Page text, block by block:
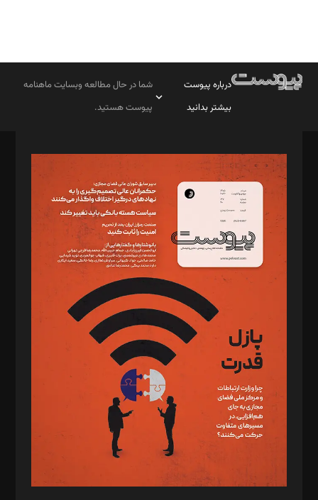
درباره پیوست
بیشتر بدانید
شما در حال مطالعه وبسایت ماهنامه
پیوست هستید.
مدیر مسئول: محمدباقر اثنی‌عشری
سردبیر: مهرک محمودی
دبیر تحریریه: میثم قاسمی
د‌بیر ناداستان: سمانه سمیع
د‌بیر خدمت و تجارت: ابوالفضل رجبی
د‌بیر حقوق فناوری: حسام‌الدین ایپکچی
د‌بیر پیوست جهان: مینا پاکدل
د‌بیر تحریریه آنلاین: بابک نقاش
تحریریه‌: مجتبی محمود‌ی، آرش برهمند، یسنا امان‌پور، سروش کرمیان،
مصطفی مسجدی آرانی، ابوالفضل رجبی، زهرا فکرانه، فائزه فتحی
رستمی،مصطفی باستان
ویرایش: نگار استاد‌‌آقا
طراح یونیفرم: مجید توکلی
فیلمبرداری و عکاسی: امیر شفیعی، مانی لطفی زاده
گرافیک و صفحه‌آرایی: سید‌سبحان‌علی ثابت
مد‌یر توسعه تجاری: کامبیز برید‌
امور مالی: شاپور رهبری، محمد‌ کاظمی‌نیا